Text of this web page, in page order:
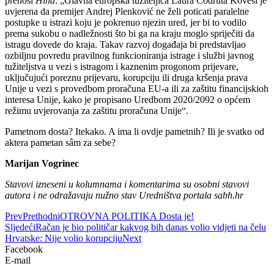
uvjerena da premijer Andrej Plenković ne želi poticati paralelne
postupke u istrazi koju je pokrenuo njezin ured, jer bi to vodilo
prema sukobu o nadležnosti što bi ga na kraju moglo spriječiti da
istragu dovede do kraja. Takav razvoj događaja bi predstavljao
ozbiljnu povredu pravilnog funkcioniranja istrage i službi javnog
tužiteljstva u vezi s istragom i kaznenim progonom prijevare,
uključujući poreznu prijevaru, korupciju ili druga kršenja prava
Unije u vezi s provedbom proračuna EU-a ili za zaštitu financijskioh
interesa Unije, kako je propisano Uredbom 2020/2092 o općem
režimu uvjerovanja za zaštitu proračuna Unije“.
Pametnom dosta? Itekako. A ima li ovdje pametnih? Ili je svatko od
aktera pametan sâm za sebe?
Marijan Vogrinec
Stavovi izneseni u kolumnama i komentarima su osobni stavovi
autora i ne odražavaju nužno stav Uredništva portala sabh.hr
PrevPrethodniOTROVNA POLITIKA Dosta je!
SljedećiRačan je bio političar kakvog bih danas volio vidjeti na čelu
Hrvatske: Nije volio korupcijuNext
Facebook
E-mail